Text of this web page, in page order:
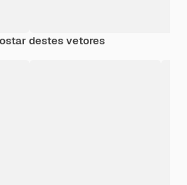
destes vetores